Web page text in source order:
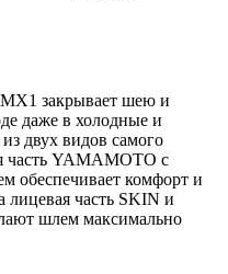
закрывает шею и
даже в холодные и
двух видов самого
часть YAMAMOTO с
обеспечивает комфорт и
лицевая часть SKIN и
шлем максимально